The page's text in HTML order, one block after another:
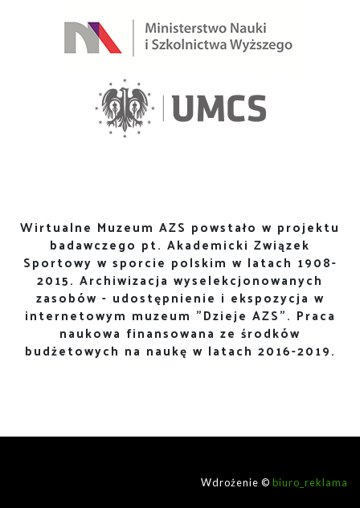
Wirtualne Muzeum AZS powstało w projektu
badawczego pt. Akademicki Związek
Sportowy w sporcie polskim w latach 1908-
2015. Archiwizacja wyselekcjonowanych
zasobów - udostępnienie i ekspozycja w
internetowym muzeum "Dzieje AZS". Praca
naukowa finansowana ze środków
budżetowych na naukę w latach 2016-2019.
Wdrożenie © biuro_reklama